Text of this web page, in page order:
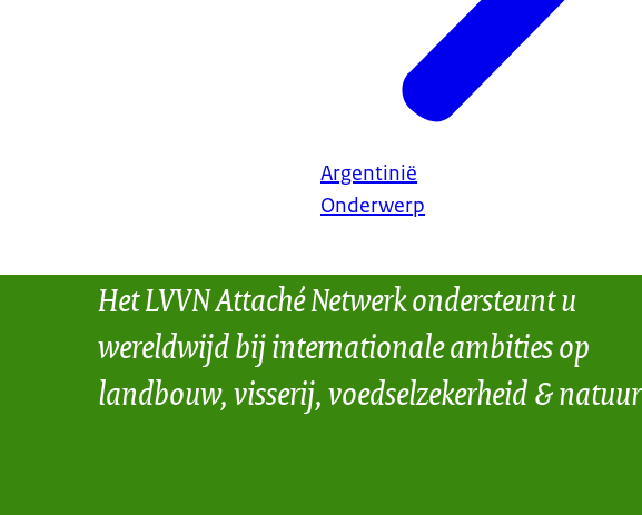
Argentinië
Onderwerp
Het LVVN Attaché Netwerk ondersteunt u
wereldwijd bij internationale ambities op
landbouw, visserij, voedselzekerheid & natuur